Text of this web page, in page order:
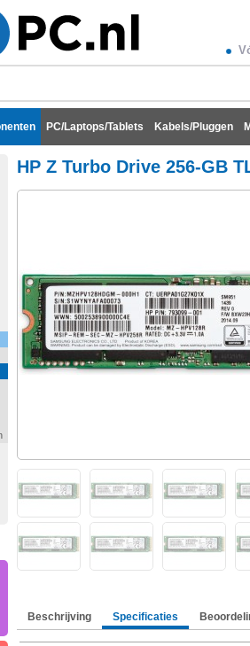
PC/Laptops/Tablets Kabels/Pluggen
HP Z Turbo Drive 256-GB
Beschrijving Specificaties